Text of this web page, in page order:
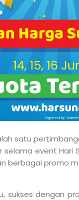
satu
event Hari
berbagai promo
sukses dengan